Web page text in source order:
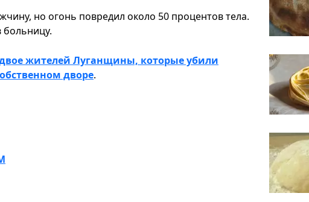
но огонь повредил около 50 процентов тела.
больницу.
жителей Луганщины, которые убили
дворе.